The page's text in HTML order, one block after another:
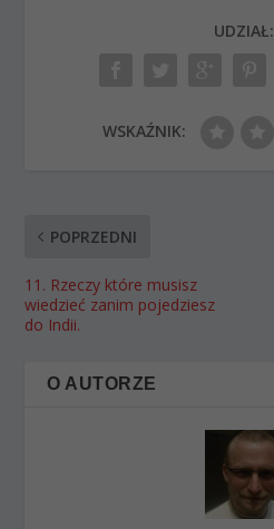
UDZIAŁ:
WSKAŹNIK:
POPRZEDNI
11. Rzeczy które musisz
wiedzieć zanim pojedziesz
do Indii.
O AUTORZE